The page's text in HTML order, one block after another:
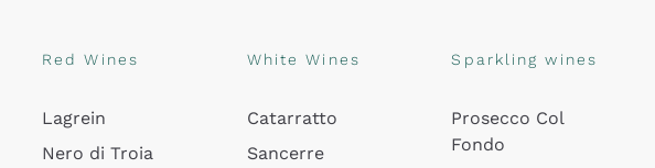
Red Wines
Lagrein
Nero di Troia
White Wines
Catarratto
Sancerre
Sparkling wines
Prosecco Col
Fondo